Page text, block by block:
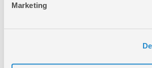
Marketing